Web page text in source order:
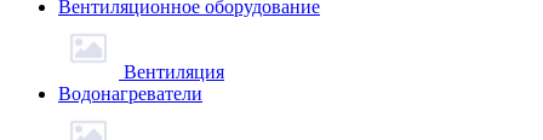
Вентиляционное оборудование
Вентиляция
Водонагреватели